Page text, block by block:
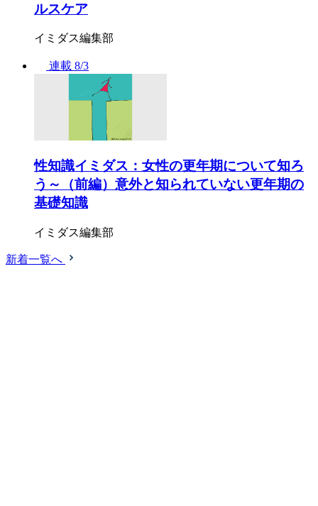
ルスケア
イミダス編集部
連載 8/3
性知識イミダス：女性の更年期について知ろ
う～（前編）意外と知られていない更年期の
基礎知識
イミダス編集部
新着一覧へ